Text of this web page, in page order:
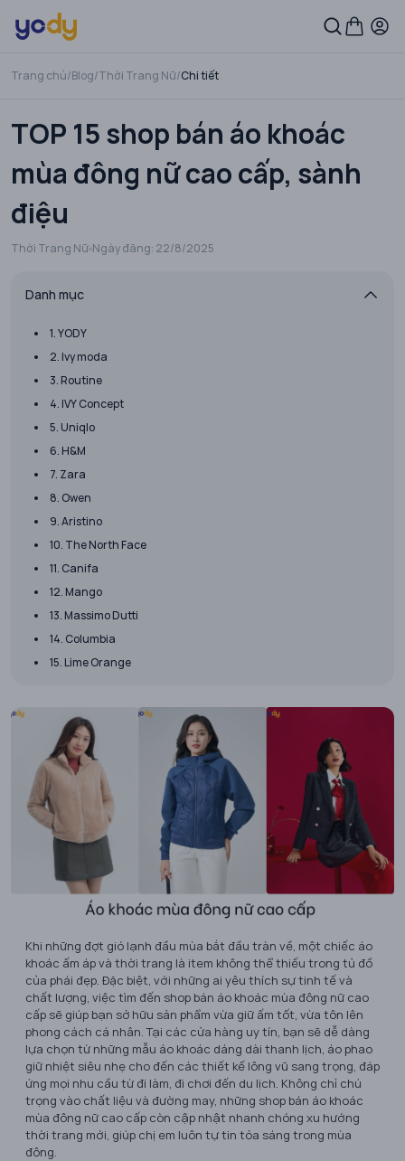
Trang chủ/Blog/Thời Trang Nữ/Chi tiết
TOP 15 shop bán áo khoác
mùa đông nữ cao cấp, sành
điệu
Thời Trang Nữ Ngày đăng: 22/8/2025
Danh mục
1. YODY
2. Ivy moda
3. Routine
4. IVY Concept
5. Uniqlo
6. H&M
7. Zara
8. Owen
9. Aristino
10. The North Face
11. Canifa
12. Mango
13. Massimo Dutti
14. Columbia
15. Lime Orange
​Khi những đợt gió lạnh đầu mùa bắt đầu tràn về, một chiếc áo
khoác ấm áp và thời trang là item không thể thiếu trong tủ đồ
của phái đẹp. Đặc biệt, với những ai yêu thích sự tinh tế và
chất lượng, việc tìm đến shop bán áo khoác mùa đông nữ cao
cấp sẽ giúp bạn sở hữu sản phẩm vừa giữ ấm tốt, vừa tôn lên
phong cách cá nhân. Tại các cửa hàng uy tín, bạn sẽ dễ dàng
lựa chọn từ những mẫu áo khoác dáng dài thanh lịch, áo phao
giữ nhiệt siêu nhẹ cho đến các thiết kế lông vũ sang trọng, đáp
ứng mọi nhu cầu từ đi làm, đi chơi đến du lịch. Không chỉ chú
trọng vào chất liệu và đường may, những shop bán áo khoác
mùa đông nữ cao cấp còn cập nhật nhanh chóng xu hướng
thời trang mới, giúp chị em luôn tự tin tỏa sáng trong mùa
đông.